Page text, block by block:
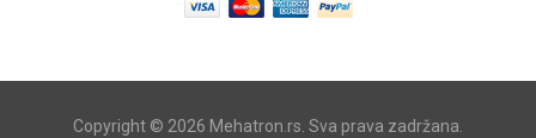
Copyright © 2026 Mehatron.rs. Sva prava zadržana.